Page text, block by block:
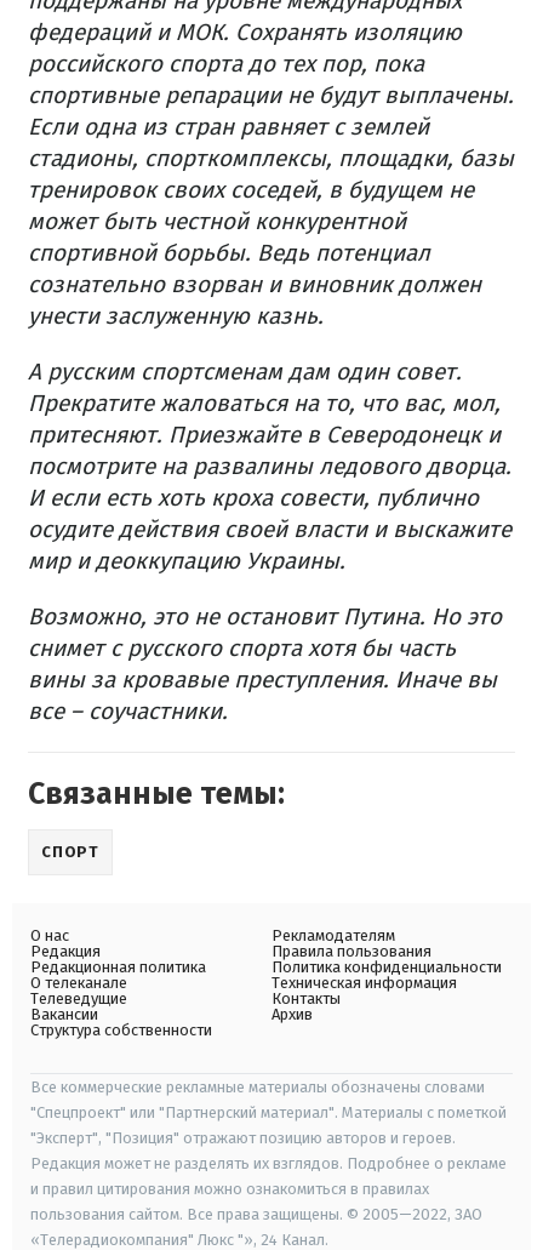
федераций и МОК. Сохранять изоляцию
российского спорта до тех пор, пока
спортивные репарации не будут выплачены.
Если одна из стран равняет с землей
стадионы, спорткомплексы, площадки, базы
тренировок своих соседей, в будущем не
может быть честной конкурентной
спортивной борьбы. Ведь потенциал
сознательно взорван и виновник должен
унести заслуженную казнь.
А русским спортсменам дам один совет.
Прекратите жаловаться на то, что вас, мол,
притесняют. Приезжайте в Северодонецк и
посмотрите на развалины ледового дворца.
И если есть хоть кроха совести, публично
осудите действия своей власти и выскажите
мир и деоккупацию Украины.
Возможно, это не остановит Путина. Но это
снимет с русского спорта хотя бы часть
вины за кровавые преступления. Иначе вы
все – соучастники.
Связанные темы:
СПОРТ
О нас
Редакция
Редакционная политика
О телеканале
Телеведущие
Вакансии
Структура собственности
Рекламодателям
Правила пользования
Политика конфиденциальности
Техническая информация
Контакты
Архив
Все коммерческие рекламные материалы обозначены словами
"Спецпроект" или "Партнерский материал". Материалы с пометкой
"Эксперт", "Позиция" отражают позицию авторов и героев.
Редакция может не разделять их взглядов. Подробнее о рекламе
и правил цитирования можно ознакомиться в правилах
пользования сайтом. Все права защищены. © 2005—2022, ЗАО
«Телерадиокомпания" Люкс "», 24 Канал.